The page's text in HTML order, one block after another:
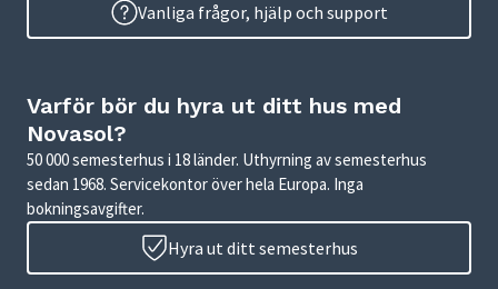
Vanliga frågor, hjälp och support
Varför bör du hyra ut ditt hus med
Novasol?
50 000 semesterhus i 18 länder. Uthyrning av semesterhus
sedan 1968. Servicekontor över hela Europa. Inga
bokningsavgifter.
Hyra ut ditt semesterhus